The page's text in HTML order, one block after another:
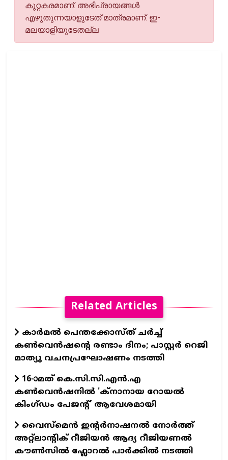
കുറ്റകരമാണ്. അഭിപ്രായങ്ങള്‍
എഴുതുന്നയാളുടേത് മാത്രമാണ്. ഇ-
മലയാളിയുടേതല്ല
Related Articles
കാർമൽ പെന്തക്കോസ്ത് ചർച്ച്
കൺവെൻഷന്റെ രണ്ടാം ദിനം; പാസ്റ്റർ റെജി
മാത്യു വചനപ്രഘോഷണം നടത്തി
16-ാമത് കെ.സി.സി.എന്‍.എ
കൺവെൻഷനിൽ 'ക്നാനായ റോയൽ
കിംഗ്ഡം പേജന്റ്' ആവേശമായി
വൈസ്മെൻ ഇന്റർനാഷനൽ നോർത്ത്
അറ്റ്ലാന്റിക് റീജിയൻ ആദ്യ റീജിയണൽ
കൗൺസിൽ ഫ്ലോറൽ പാർക്കിൽ നടത്തി